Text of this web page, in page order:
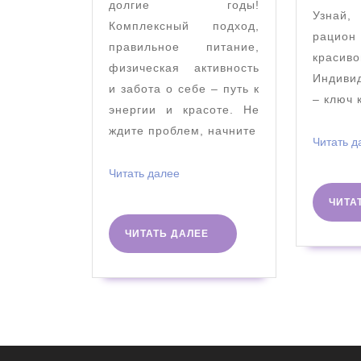
долгие годы!
Комплексный подход,
правильное питание,
физическая активность
и забота о себе – путь к
энергии и красоте. Не
ждите проблем, начните
Читать далее
ЧИТАТЬ ДАЛЕЕ
ЧИТАТЬ
ДАЛЕЕ
Узнай,
– ключ
Читать